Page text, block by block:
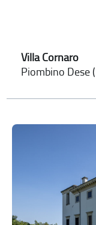
Villa Cornaro
Piombino Dese